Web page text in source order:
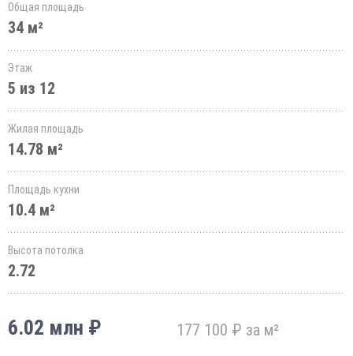
Общая площадь
34 м²
Этаж
5 из 12
Жилая площадь
14.78 м²
Площадь кухни
10.4 м²
Высота потолка
2.72
6.02 млн ₽ 177 100 ₽ за м²